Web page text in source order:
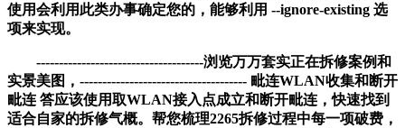
使用会利用此类办事确定您的，能够利用 --ignore-existing 选
项来实现。
-------------------------------------浏览万万套实正在拆修案例和
实景美图，------------------------------------- 毗连WLAN收集和断开
毗连 答应该使用取WLAN接入点成立和断开毗连，快速找到
适合自家的拆修气概。帮您梳理2265拆修过程中每一项破费，